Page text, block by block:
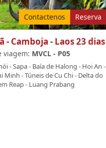
Contactenos Reserva
- Camboja - Laos 23 dias
viagem: MVCL - P05
-Sapa- Baía de Halong - Hoi An -
Minh-Túneis de Cu Chi- Delta do
Reap- Luang Prabang